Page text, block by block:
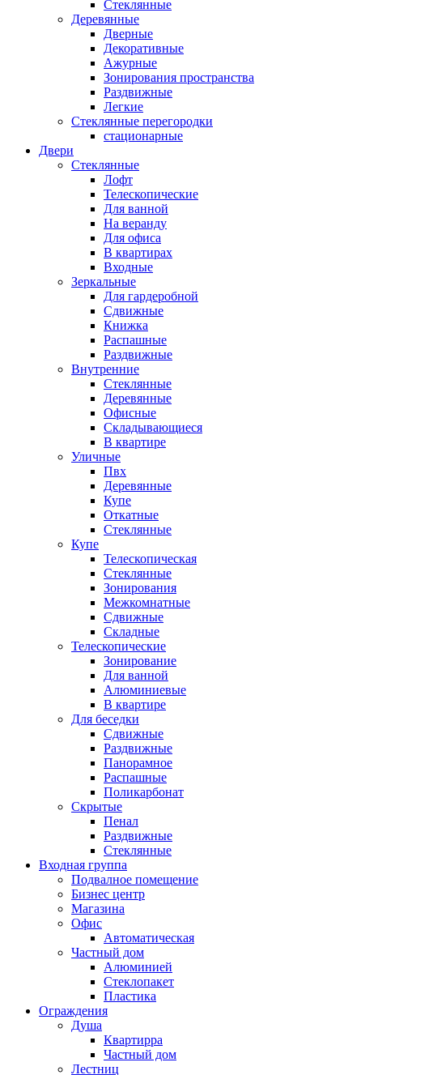
Стеклянные
Деревянные
Дверные
Декоративные
Ажурные
Зонирования пространства
Раздвижные
Легкие
Стеклянные перегородки
стационарные
Двери
Стеклянные
Лофт
Телескопические
Для ванной
На веранду
Для офиса
В квартирах
Входные
Зеркальные
Для гардеробной
Сдвижные
Книжка
Распашные
Раздвижные
Внутренние
Стеклянные
Деревянные
Офисные
Складывающиеся
В квартире
Уличные
Пвх
Деревянные
Купе
Откатные
Стеклянные
Купе
Телескопическая
Стеклянные
Зонирования
Межкомнатные
Сдвижные
Складные
Телескопические
Зонирование
Для ванной
Алюминиевые
В квартире
Для беседки
Сдвижные
Раздвижные
Панорамное
Распашные
Поликарбонат
Скрытые
Пенал
Раздвижные
Стеклянные
Входная группа
Подвалное помещение
Бизнес центр
Магазина
Офис
Автоматическая
Частный дом
Алюминией
Стеклопакет
Пластика
Ограждения
Душа
Квартирра
Частный дом
Лестниц